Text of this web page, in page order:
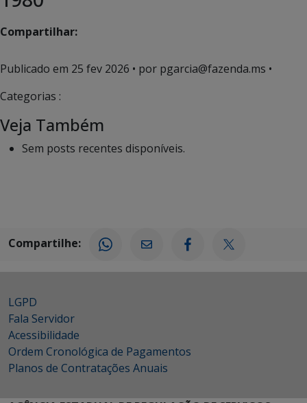
Compartilhar:
Publicado em 25 fev 2026 • por pgarcia@fazenda.ms •
Categorias :
Veja Também
Sem posts recentes disponíveis.
Compartilhe:
LGPD
Fala Servidor
Acessibilidade
Ordem Cronológica de Pagamentos
Planos de Contratações Anuais